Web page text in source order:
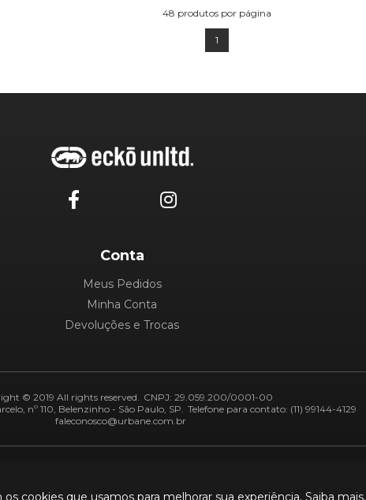
cookies que usamos para melhorar sua experiência. Saiba mais.
48 produtos por página
1
Conta
Meus Pedidos
Minha Conta
Devoluções e Trocas
© 2019 All rights reserved. CNPJ: 29.059.200/0001-00
nº 110, Belenzinho - São Paulo, SP. Telefone para contato: (11) 99144-4129
faleconosco@urbane.com.br